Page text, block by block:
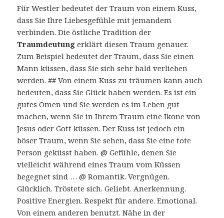
Für Westler bedeutet der Traum von einem Kuss,
dass Sie Ihre Liebesgefühle mit jemandem
verbinden. Die östliche Tradition der
Traumdeutung erklärt diesen Traum genauer.
Zum Beispiel bedeutet der Traum, dass Sie einen
Mann küssen, dass Sie sich sehr bald verlieben
werden. ## Von einem Kuss zu träumen kann auch
bedeuten, dass Sie Glück haben werden. Es ist ein
gutes Omen und Sie werden es im Leben gut
machen, wenn Sie in Ihrem Traum eine Ikone von
Jesus oder Gott küssen. Der Kuss ist jedoch ein
böser Traum, wenn Sie sehen, dass Sie eine tote
Person geküsst haben. @ Gefühle, denen Sie
vielleicht während eines Traum vom Küssen
begegnet sind … @ Romantik. Vergnügen.
Glücklich. Tröstete sich. Geliebt. Anerkennung.
Positive Energien. Respekt für andere. Emotional.
Von einem anderen benutzt. Nähe in der